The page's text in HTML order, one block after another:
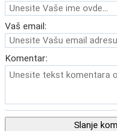
Vaš email:
Komentar:
Slanje